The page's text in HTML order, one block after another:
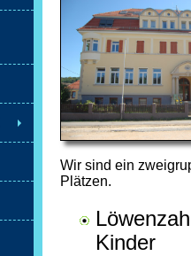
Wir sind ein
Plätzen.
Kinder